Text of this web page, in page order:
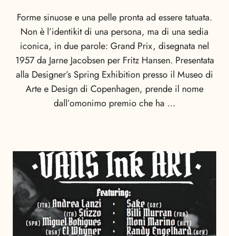
Forme sinuose e una pelle pronta ad essere tatuata.
Non è l’identikit di una persona, ma di una sedia
iconica, in due parole: Grand Prix, disegnata nel
1957 da Jarne Jacobsen per Fritz Hansen. Presentata
alla Designer’s Spring Exhibition presso il Museo di
Arte e Design di Copenhagen, prende il nome
dall’omonimo premio che ha …